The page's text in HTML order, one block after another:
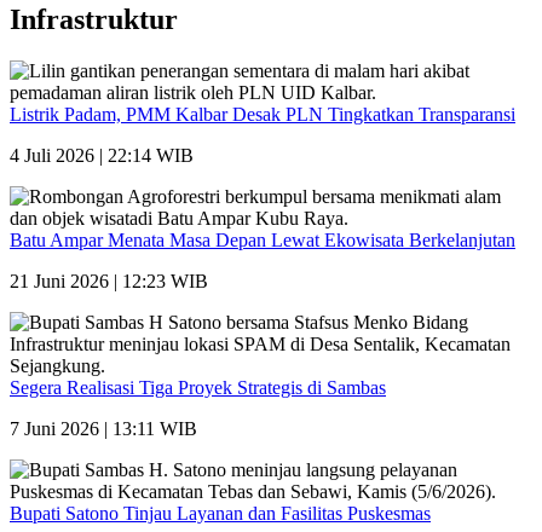
Infrastruktur
Listrik Padam, PMM Kalbar Desak PLN Tingkatkan Transparansi
4 Juli 2026 | 22:14 WIB
Batu Ampar Menata Masa Depan Lewat Ekowisata Berkelanjutan
21 Juni 2026 | 12:23 WIB
Segera Realisasi Tiga Proyek Strategis di Sambas
7 Juni 2026 | 13:11 WIB
Bupati Satono Tinjau Layanan dan Fasilitas Puskesmas